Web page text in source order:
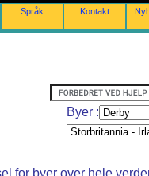
Språk Kontakt
Byer :
for byer over hele